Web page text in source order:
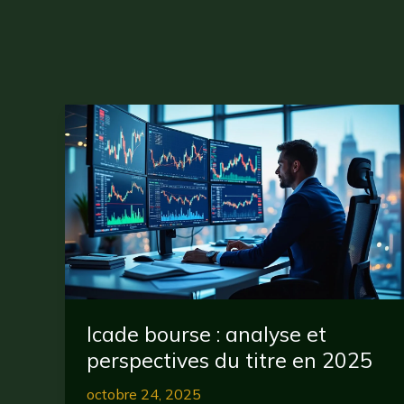
Icade bourse : analyse et
perspectives du titre en 2025
octobre 24, 2025